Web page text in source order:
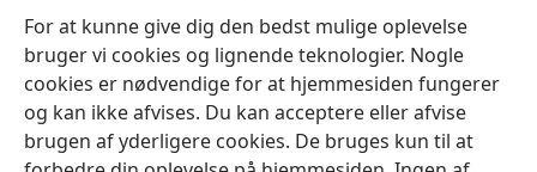
For at kunne give dig den bedst mulige oplevelse
bruger vi cookies og lignende teknologier. Nogle
cookies er nødvendige for at hjemmesiden fungerer
og kan ikke afvises. Du kan acceptere eller afvise
brugen af yderligere cookies. De bruges kun til at
29 Så sagde Gud: “Jeg har givet jer alle planter
der sætter frø, som er på hele jorden, og alle træer
der bærer frugt med kerne. Det skal være jeres føde.
c 30 Og til alle jordens vilde dyr og alle himlens
flyvende skabninger og alt levende
der myldrer